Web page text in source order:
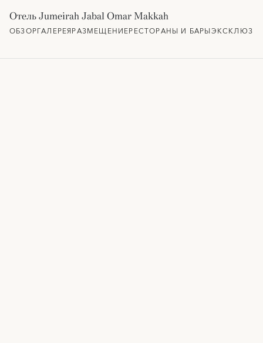
Отель Jumeirah Jabal Omar Makkah
ОБЗОРГАЛЕРЕЯРАЗМЕЩЕНИЕРЕСТОРАНЫ И БАРЫ